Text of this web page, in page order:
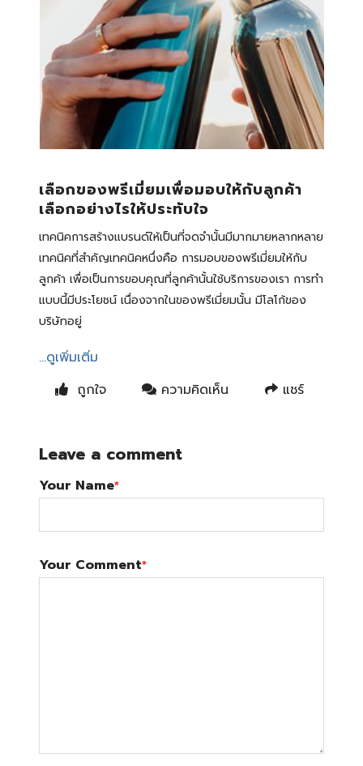
เลือกของพรีเมี่ยมเพื่อมอบให้กับลูกค้า
เลือกอย่างไรให้ประทับใจ
เทคนิคการสร้างแบรนด์ให้เป็นที่จดจำนั้นมีมากมายหลากหลาย
เทคนิคที่สำคัญเทคนิคหนึ่งคือ การมอบของพรีเมี่ยมให้กับ
ลูกค้า เพื่อเป็นการขอบคุณที่ลูกค้านั้นใช้บริการของเรา การทำ
แบบนี้มีประโยชน์ เนื่องจากในของพรีเมี่ยมนั้น มีโลโก้ของ
บริษัทอยู่
...ดูเพิ่มเติ่ม
ถูกใจ
ความคิดเห็น แชร์
Leave a comment
Your Name*
Your Comment*